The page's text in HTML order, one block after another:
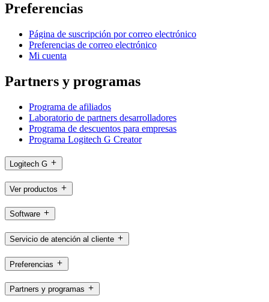
Preferencias
Página de suscripción por correo electrónico
Preferencias de correo electrónico
Mi cuenta
Partners y programas
Programa de afiliados
Laboratorio de partners desarrolladores
Programa de descuentos para empresas
Programa Logitech G Creator
Logitech G
Ver productos
Software
Servicio de atención al cliente
Preferencias
Partners y programas